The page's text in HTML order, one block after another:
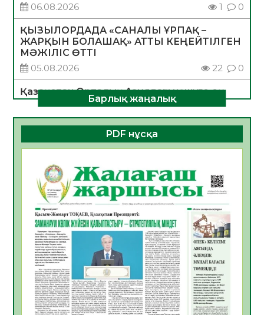
06.08.2026
1 0
ҚЫЗЫЛОРДАДА «САНАЛЫ ҰРПАҚ –
ЖАРҚЫН БОЛАШАҚ» АТТЫ КЕҢЕЙТІЛГЕН
МӘЖІЛІС ӨТТІ
05.08.2026
22 0
Қазақстан Орталық Азиядағы көшуге ең
қолайлы ел атанды
05.08.2026
26 0
Өрт қауіпсіздігі талаптарын сақтау – әр
азаматтың міндеті
05.08.2026
Руслан Рүстемұлы облыс әкімінің
кеңесшісі болып тағайындалды
05.08.2026
22
Цифрландыру саласын дамыту аясында
салынатын жаңа орталықтың жобасы
талқыланды
05.08.2026
21
Алғашқы цифрлық жасанды интеллект
Барлық жаңалық
PDF нұсқа